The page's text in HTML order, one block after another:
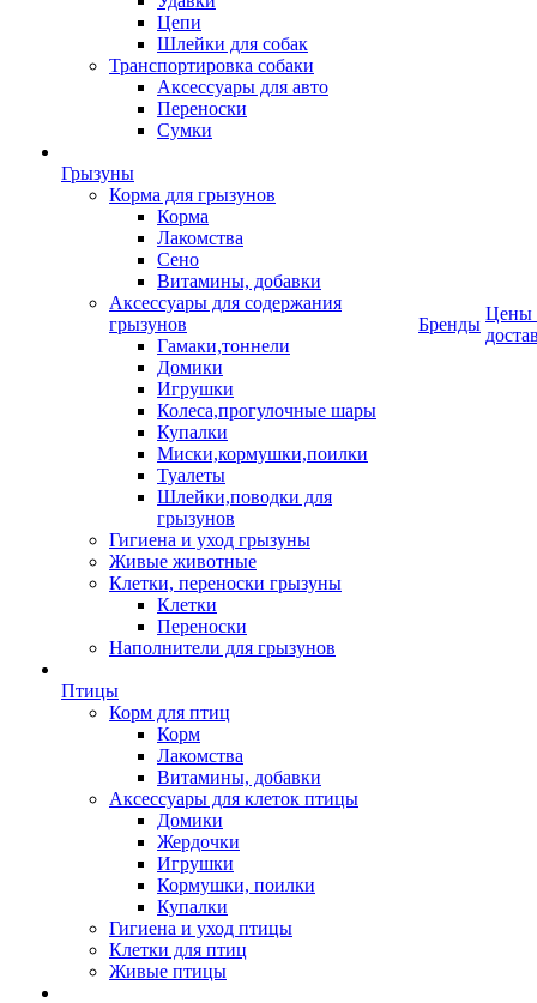
Цепи
Шлейки для собак
Транспортировка собаки
Аксессуары для авто
Переноски
Сумки
Грызуны
Корма для грызунов
Корма
Лакомства
Сено
Витамины, добавки
Аксессуары для содержания
грызунов
Гамаки,тоннели
Домики
Игрушки
Колеса,прогулочные шары
Купалки
Миски,кормушки,поилки
Туалеты
Шлейки,поводки для
грызунов
Гигиена и уход грызуны
Живые животные
Клетки, переноски грызуны
Клетки
Переноски
Наполнители для грызунов
Птицы
Корм для птиц
Корм
Лакомства
Витамины, добавки
Аксессуары для клеток птицы
Домики
Жердочки
Игрушки
Кормушки, поилки
Купалки
Гигиена и уход птицы
Клетки для птиц
Живые птицы
Бренды
Цены